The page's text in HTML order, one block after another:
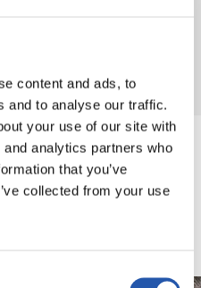
content and ads, to
and to analyse our traffic.
your use of our site with
analytics partners who
that you’ve
collected from your use
好
29/12/2025
训练